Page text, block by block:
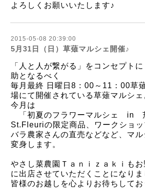
よろしくお願いいたします♪
2015-05-08 20:39:00
5月31日（日）草薙マルシェ開催♪
「人と人が繋がる」をコンセプト
助となるべく
毎月最終 日曜日8：00～11：00草
場にて開催されている草薙マルシェ
今月は
「初夏のフラワーマルシェ in
St.Fleuriの限定商品、ワークショッ
バラ農家さんの直売などなど、マ
変身します。
やさし菜農園Ｔａｎｉｚａｋｉもお
に出店させていただくことになりま
皆様のお越しを心よりお待ちしてお